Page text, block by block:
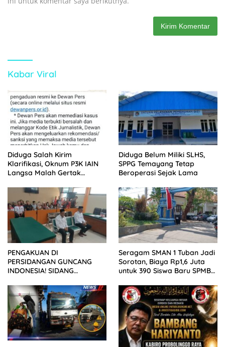
Kabar Viral
Diduga Salah Kirim
Klarifikasi, Oknum P3K IAIN
Langsa Malah Gertak
Diduga Belum Miliki SLHS,
SPPG Temayang Tetap
Beroperasi Sejak Lama
PENGAKUAN DI
PERSIDANGAN GUNCANG
INDONESIA! SIDANG
KELUARGA KORBAN
MENGAMUK DI PN MALANG
Seragam SMAN 1 Tuban Jadi
Sorotan, Biaya Rp1,6 Juta
untuk 390 Siswa Baru SPMB